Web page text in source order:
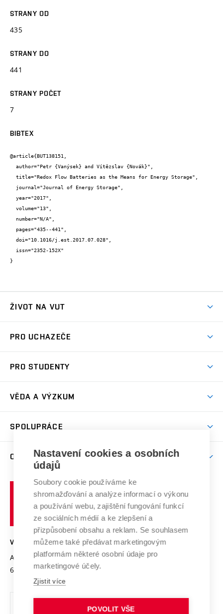
STRANY OD
435
STRANY DO
441
STRANY POČET
7
BIBTEX
@article{BUT138151,
}
ŽIVOT NA VUT
Koleje
Sport na VUT
PRO UCHAZEČE
Dny otevřených dveří
Celoživotní vzdělávání
E-přihláška
PRO STUDENTY
Harmonogram akademického roku
Závěrečné práce
Doktorské studium
Zpracování osobních údajů studentů
Sociální bezpečí
Studium bez bariér
Podpora podnikání
VĚDA A VÝZKUM
Mezinárodní vědecká rada
Systém zajišťování kvality výzkumu
Výzkumné infrastruktury
Transfer znalostí
Open Science
Projekty
Projekty ze strukturálních fondů
Specifický výzkum
SPOLUPRÁCE
Firemní spolupráce
Zahraniční spolupráce
Spolupráce se školami
Mezinárodní dohody
Univerzitní sítě
O UNIVERZITĚ
Profil univerzity
Udržitelná univerzita
Podnikavá univerzita / ContriBUTe
Bezpečná univerzita
Vyznamenání
Organizační struktura
Ochrana osobních údajů
učení
technické
Brně
VYSOKÉ UČENÍ TECHNICKÉ V BRNĚ
Antonínská 548/1
602 00 Brno
www.vut.cz
vut@vutbr.cz
Nastavení cookies a osobních
údajů
Soubory cookie používáme ke
shromažďování a analýze informací o výkonu
a používání webu, zajištění fungování funkcí
ze sociálních médií a ke zlepšení a
přizpůsobení obsahu a reklam. Se souhlasem
můžeme také předávat marketingovým
platformám některé osobní údaje pro
marketingové účely.
Zjistit více
POVOLIT VŠE